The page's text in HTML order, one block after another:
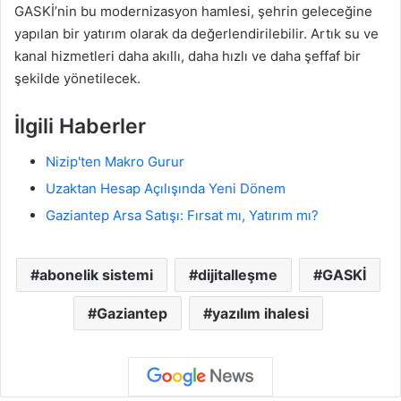
GASKİ’nin bu modernizasyon hamlesi, şehrin geleceğine
yapılan bir yatırım olarak da değerlendirilebilir. Artık su ve
kanal hizmetleri daha akıllı, daha hızlı ve daha şeffaf bir
şekilde yönetilecek.
İlgili Haberler
Nizip'ten Makro Gurur
Uzaktan Hesap Açılışında Yeni Dönem
Gaziantep Arsa Satışı: Fırsat mı, Yatırım mı?
abonelik sistemi dijitalleşme GASKİ
Gaziantep yazılım ihalesi